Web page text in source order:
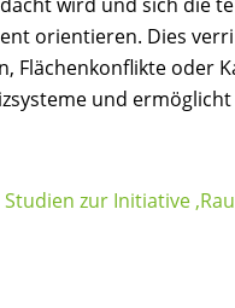
orientieren. Dies
Flächenkonflikte oder
und
zur Initiative